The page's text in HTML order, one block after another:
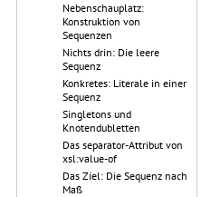
Nebenschauplatz:
Konstruktion von
Sequenzen
Nichts drin: Die leere
Sequenz
Konkretes: Literale in einer
Sequenz
Singletons und
Knotendubletten
Das separator-Attribut von
xsl:value-of
Das Ziel: Die Sequenz nach
Maß